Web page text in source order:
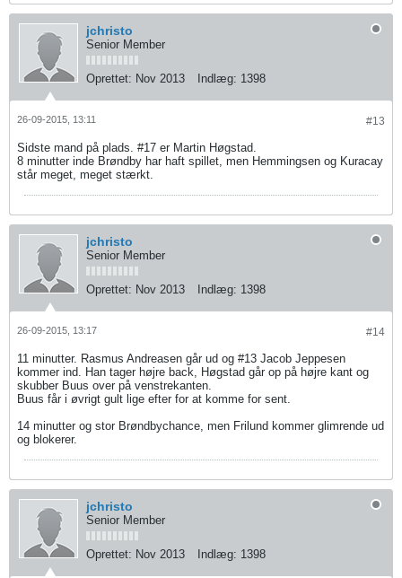
jchristo
Senior Member
Oprettet: Nov 2013 Indlæg: 1398
#13
26-09-2015, 13:11
Sidste mand på plads. #17 er Martin Høgstad.
8 minutter inde Brøndby har haft spillet, men Hemmingsen og Kuracay
står meget, meget stærkt.
jchristo
Senior Member
Oprettet: Nov 2013 Indlæg: 1398
#14
26-09-2015, 13:17
11 minutter. Rasmus Andreasen går ud og #13 Jacob Jeppesen
kommer ind. Han tager højre back, Høgstad går op på højre kant og
skubber Buus over på venstrekanten.
Buus får i øvrigt gult lige efter for at komme for sent.
14 minutter og stor Brøndbychance, men Frilund kommer glimrende ud
og blokerer.
jchristo
Senior Member
Oprettet: Nov 2013 Indlæg: 1398